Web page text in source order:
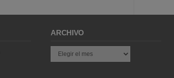
ARCHIVO
Archivo